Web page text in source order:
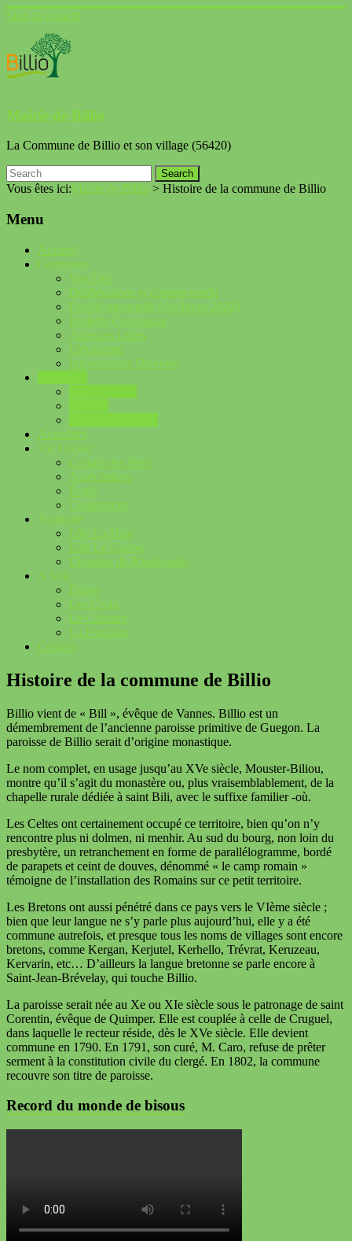
Skip to content
Mairie de Billio
La Commune de Billio et son village (56420)
Vous êtes ici:Mairie de Billio > Histoire de la commune de Billio
Menu
Accueil
Commune
Vos Élus
Délibérations et compte-rendu
Feuille mensuelle (Archives 2022)
Bulletin Communal
Adresses Utiles
Urbanisme
Informations Diverses
Actualités
Vie Locale
Comité des fêtes
Associations
École
Commerces
Tourisme
Gîte La Haie
Gîte Le Galloù
Chemins de Randonnée
A Voir
Église
Les Croix
Le Calvaire
La Fontaine
Contact
Histoire de la commune de Billio
Billio vient de « Bill », évêque de Vannes. Billio est un
démembrement de l’ancienne paroisse primitive de Guegon. La
paroisse de Billio serait d’origine monastique.
Le nom complet, en usage jusqu’au XVe siècle, Mouster-Biliou,
montre qu’il s’agit du monastère ou, plus vraisemblablement, de la
chapelle rurale dédiée à saint Bili, avec le suffixe familier -où.
Les Celtes ont certainement occupé ce territoire, bien qu’on n’y
rencontre plus ni dolmen, ni menhir. Au sud du bourg, non loin du
presbytère, un retranchement en forme de parallélogramme, bordé
de parapets et ceint de douves, dénommé « le camp romain »
témoigne de l’installation des Romains sur ce petit territoire.
Les Bretons ont aussi pénétré dans ce pays vers le VIème siècle ;
bien que leur langue ne s’y parle plus aujourd’hui, elle y a été
commune autrefois, et presque tous les noms de villages sont encore
bretons, comme Kergan, Kerjutel, Kerhello, Trévrat, Keruzeau,
Kervarin, etc… D’ailleurs la langue bretonne se parle encore à
Saint-Jean­-Brévelay, qui touche Billio.
La paroisse serait née au Xe ou XIe siècle sous le patronage de saint
Corentin, évêque de Quimper. Elle est couplée à celle de Cruguel,
dans laquelle le recteur réside, dès le XVe siècle. Elle devient
commune en 1790. En 1791, son curé, M. Caro, refuse de prêter
serment à la constitution civile du clergé. En 1802, la commune
recouvre son titre de paroisse.
Record du monde de bisous